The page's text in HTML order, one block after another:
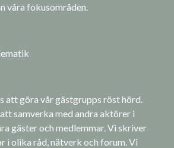
våra fokusområden.
att göra vår gästgrupps röst hörd.
samverka med andra aktörer i
gäster och medlemmar. Vi skriver
i olika råd, nätverk och forum. Vi